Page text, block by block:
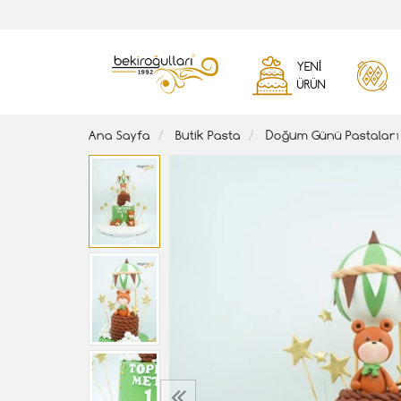
YENI
ÜRÜN
Ana Sayfa Butik Pasta Doğum Günü Pastaları